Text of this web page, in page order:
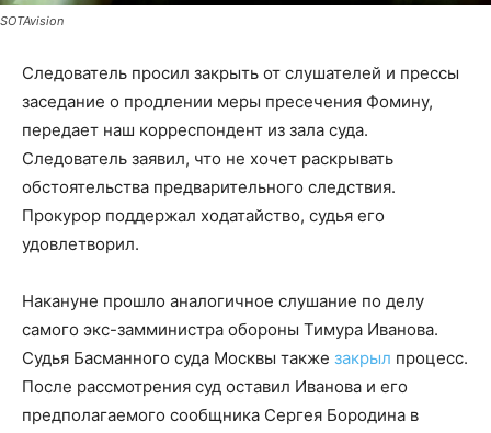
SOTAvision
Следователь просил закрыть от слушателей и прессы
заседание о продлении меры пресечения Фомину,
передает наш корреспондент из зала суда.
Следователь заявил, что не хочет раскрывать
обстоятельства предварительного следствия.
Прокурор поддержал ходатайство, судья его
удовлетворил.
Накануне прошло аналогичное слушание по делу
самого экс-замминистра обороны Тимура Иванова.
Судья Басманного суда Москвы также закрыл процесс.
После рассмотрения суд оставил Иванова и его
предполагаемого сообщника Сергея Бородина в